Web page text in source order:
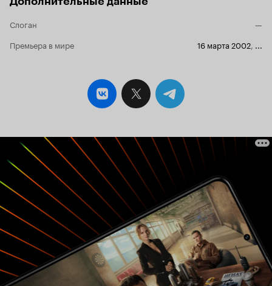
Слоган
—
Премьера в мире
16 марта 2002, ...